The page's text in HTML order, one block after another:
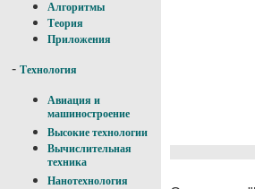
Алгоритмы
Теория
Приложения
- Технология
Авиация и
машиностроение
Высокие технологии
Вычислительная
техника
Нанотехнология